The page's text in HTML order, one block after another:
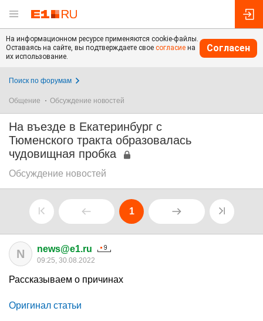
На информационном ресурсе применяются cookie-файлы.
Оставаясь на сайте, вы подтверждаете свое согласие на
их использование.
Согласен
Поиск по форумам
Общение Обсуждение новостей
На въезде в Екатеринбург с
Тюменского тракта образовалась
чудовищная пробка
Обсуждение новостей
1
N news@e1.ru
09:25, 30.08.2022
Рассказываем о причинах
Оригинал статьи